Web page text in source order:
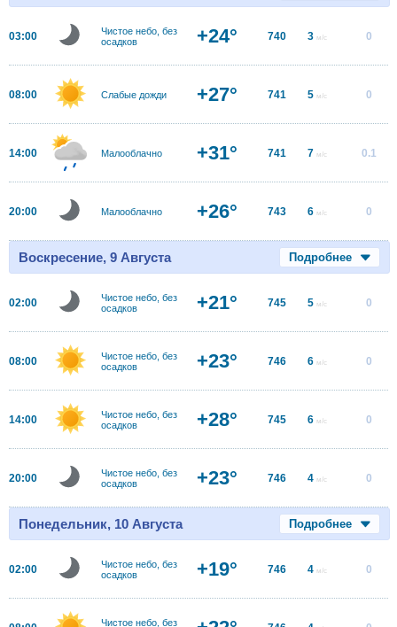
03:00
Чистое небо, без
осадков
+24° 740 3 м/с 0
08:00 Слабые дожди +27° 741 5 м/с 0
14:00 Малооблачно +31° 741 7 м/с 0.1
20:00 Малооблачно +26° 743 6 м/с 0
Воскресение, 9 Августа Подробнее
02:00
Чистое небо, без
осадков
+21° 745 5 м/с 0
08:00
Чистое небо, без
осадков
+23° 746 6 м/с 0
14:00
Чистое небо, без
осадков
+28° 745 6 м/с 0
20:00
Чистое небо, без
осадков
+23° 746 4 м/с 0
Понедельник, 10 Августа Подробнее
02:00
Чистое небо, без
осадков
+19° 746 4 м/с 0
Чистое небо, без